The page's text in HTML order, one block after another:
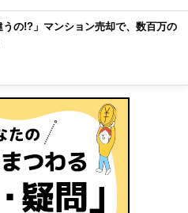
うの!?」マンション売却で、数百万の